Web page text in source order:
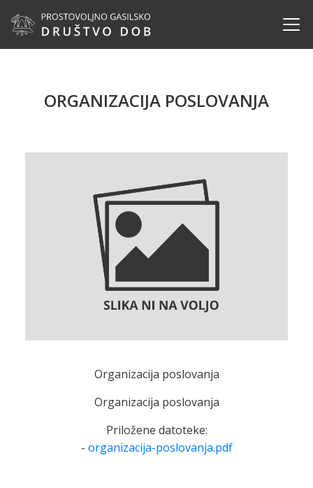
ORGANIZACIJA POSLOVANJA
Organizacija poslovanja
Organizacija poslovanja
Priložene datoteke:
- organizacija-poslovanja.pdf